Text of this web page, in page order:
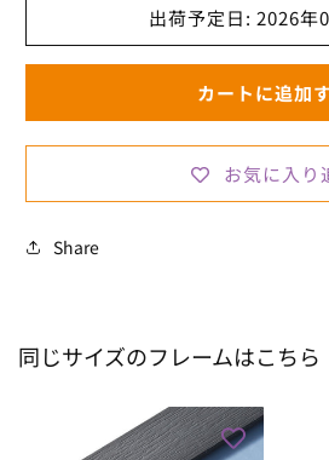
ー
ト
6
量
リ
ー
ト
量
増
や
出荷予定日: 2026年
カートに追加
お気に入り
Share
同じサイズのフレームはこちら